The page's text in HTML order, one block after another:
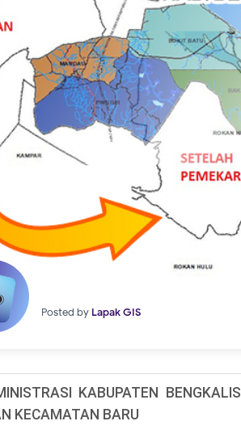
Posted by Lapak GIS
KABUPATEN
KECAMATAN BARU